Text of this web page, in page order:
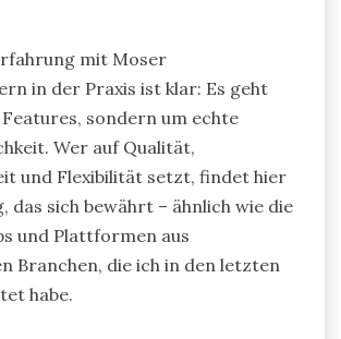
mit Moser
in der Praxis ist klar: Es geht
sondern um echte
Wer auf Qualität,
und Flexibilität setzt, findet hier
das sich bewährt – ähnlich wie die
und Plattformen aus
Branchen, die ich in den letzten
habe.